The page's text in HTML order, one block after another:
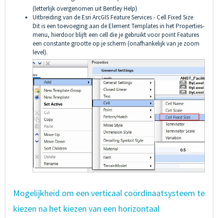
(letterlijk overgenomen uit Bentley Help)
Uitbreiding van de Esri ArcGIS Feature Services - Cell Fixed Size
Dit is een toevoeging aan de Element Templates in het Properties-
menu, hierdoor blijft een cell die je gebruikt voor point Features
een constante grootte op je scherm (onafhankelijk van je zoom
level).
Mogelijkheid om een verticaal coördinaatsysteem te
kiezen na het kiezen van een horizontaal